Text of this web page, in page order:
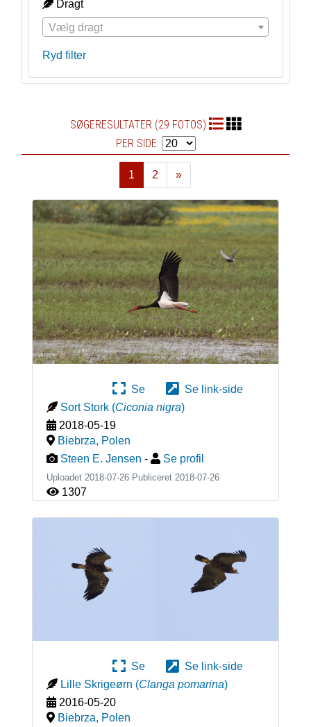
Dragt
Vælg dragt
Ryd filter
SØGERESULTATER (29 FOTOS)
PER SIDE:
1 2
»
Næste
Se
Se link-side
Sort Stork (Ciconia nigra)
2018-05-19
Biebrza, Polen
Steen E. Jensen - Se profil
Uploadet 2018-07-26 Publiceret 2018-07-26
1307
Se
Se link-side
Lille Skrigeørn (Clanga pomarina)
2016-05-20
Biebrza, Polen